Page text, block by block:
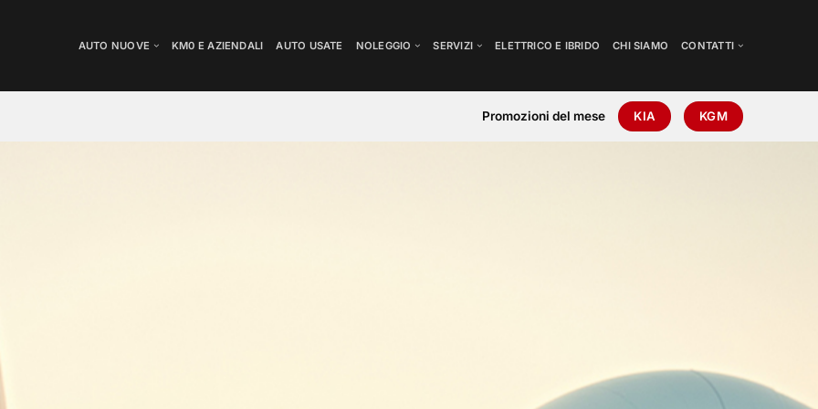
AUTO NUOVE KM0 E AZIENDALI AUTO USATE NOLEGGIO SERVIZI ELETTRICO E IBRIDO CHI SIAMO CONTATTI
Promozioni del mese KIA KGM